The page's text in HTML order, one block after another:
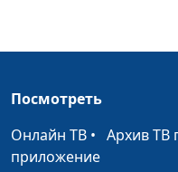
Два крыла
Женщина
Посмотреть
Онлайн ТВ • Архив ТВ
приложение